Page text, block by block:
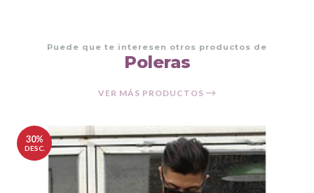
Puede que te interesen otros productos de
Poleras
VER MÁS PRODUCTOS
30%
DESC.